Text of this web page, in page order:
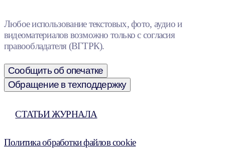
Любое использование текстовых, фото, аудио и
видеоматериалов возможно только с согласия
правообладателя (ВГТРК).
Сообщить об опечатке
Обращение в техподдержку
СТАТЬИ ЖУРНАЛА
Политика обработки файлов cookie